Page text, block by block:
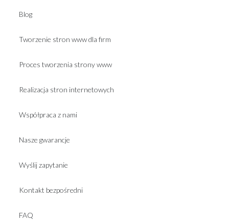
Blog
Tworzenie stron www dla firm
Proces tworzenia strony www
Realizacja stron internetowych
Współpraca z nami
Nasze gwarancje
Wyślij zapytanie
Kontakt bezpośredni
FAQ